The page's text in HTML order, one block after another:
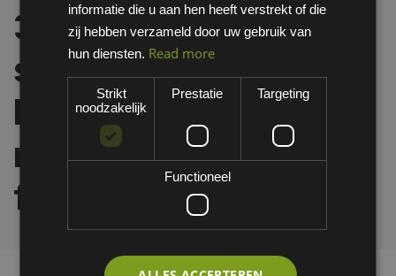
3M 7523M
starterskit voor
halfgelaatsmaskers
met A2-P3 R
filtercombinatie
informatie die u aan hen heeft verstrekt of die
zij hebben verzameld door uw gebruik van
hun diensten. Read more
Strikt
noodzakelijk
Prestatie Targeting
Functioneel